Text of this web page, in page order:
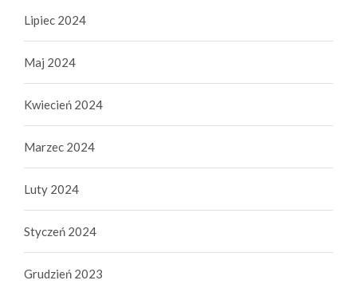
Lipiec 2024
Maj 2024
Kwiecień 2024
Marzec 2024
Luty 2024
Styczeń 2024
Grudzień 2023